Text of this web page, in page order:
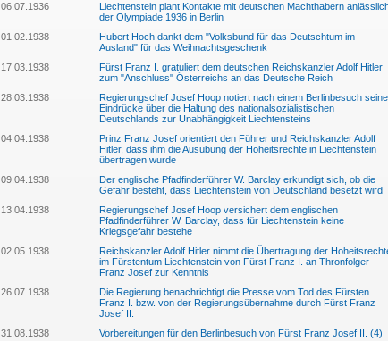
06.07.1936
Liechtenstein plant Kontakte mit deutschen Machthabern
der Olympiade 1936 in Berlin
01.02.1938
Hubert Hoch dankt dem "Volksbund für das Deutschtum im
Ausland" für das Weihnachtsgeschenk
17.03.1938
Fürst Franz I. gratuliert dem deutschen Reichskanzler Adolf Hitler
zum "Anschluss" Österreichs an das Deutsche Reich
28.03.1938
Regierungschef Josef Hoop notiert nach einem Berlinbesuch seine
Eindrücke über die Haltung des nationalsozialistischen
Deutschlands zur Unabhängigkeit Liechtensteins
04.04.1938
Prinz Franz Josef orientiert den Führer und Reichskanzler Adolf
Hitler, dass ihm die Ausübung der Hoheitsrechte in Liechtenstein
übertragen wurde
09.04.1938
Der englische Pfadfinderführer W. Barclay erkundigt sich, ob die
Gefahr besteht, dass Liechtenstein von Deutschland besetzt wird
13.04.1938
Regierungschef Josef Hoop versichert dem englischen
Pfadfinderführer W. Barclay, dass für Liechtenstein keine
Kriegsgefahr bestehe
02.05.1938
Reichskanzler Adolf Hitler nimmt die Übertragung der
im Fürstentum Liechtenstein von Fürst Franz I. an Thronfolger
Franz Josef zur Kenntnis
26.07.1938
Die Regierung benachrichtigt die Presse vom Tod des Fürsten
Franz I. bzw. von der Regierungsübernahme durch Fürst Franz
Josef II.
31.08.1938 Vorbereitungen für den Berlinbesuch von Fürst Franz Josef II. (4)